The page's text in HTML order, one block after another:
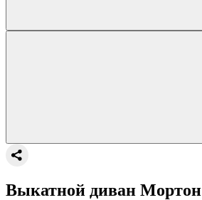
Выкатной диван Мортон